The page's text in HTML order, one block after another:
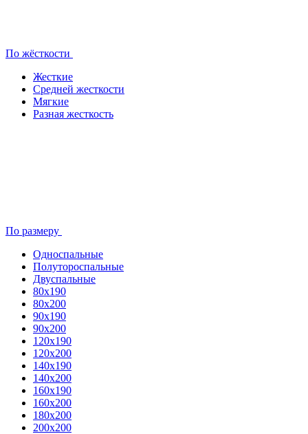
По жёсткости
Жесткие
Средней жесткости
Мягкие
Разная жесткость
По размеру
Односпальные
Полутороспальные
Двуспальные
80x190
80х200
90х190
90х200
120х190
120х200
140х190
140х200
160х190
160х200
180х200
200х200